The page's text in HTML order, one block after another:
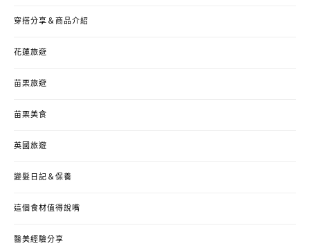
穿搭分享＆商品介紹
花蓮旅遊
苗栗旅遊
苗栗美食
英國旅遊
變髮日記＆保養
這個食材值得說嘴
醫美經驗分享